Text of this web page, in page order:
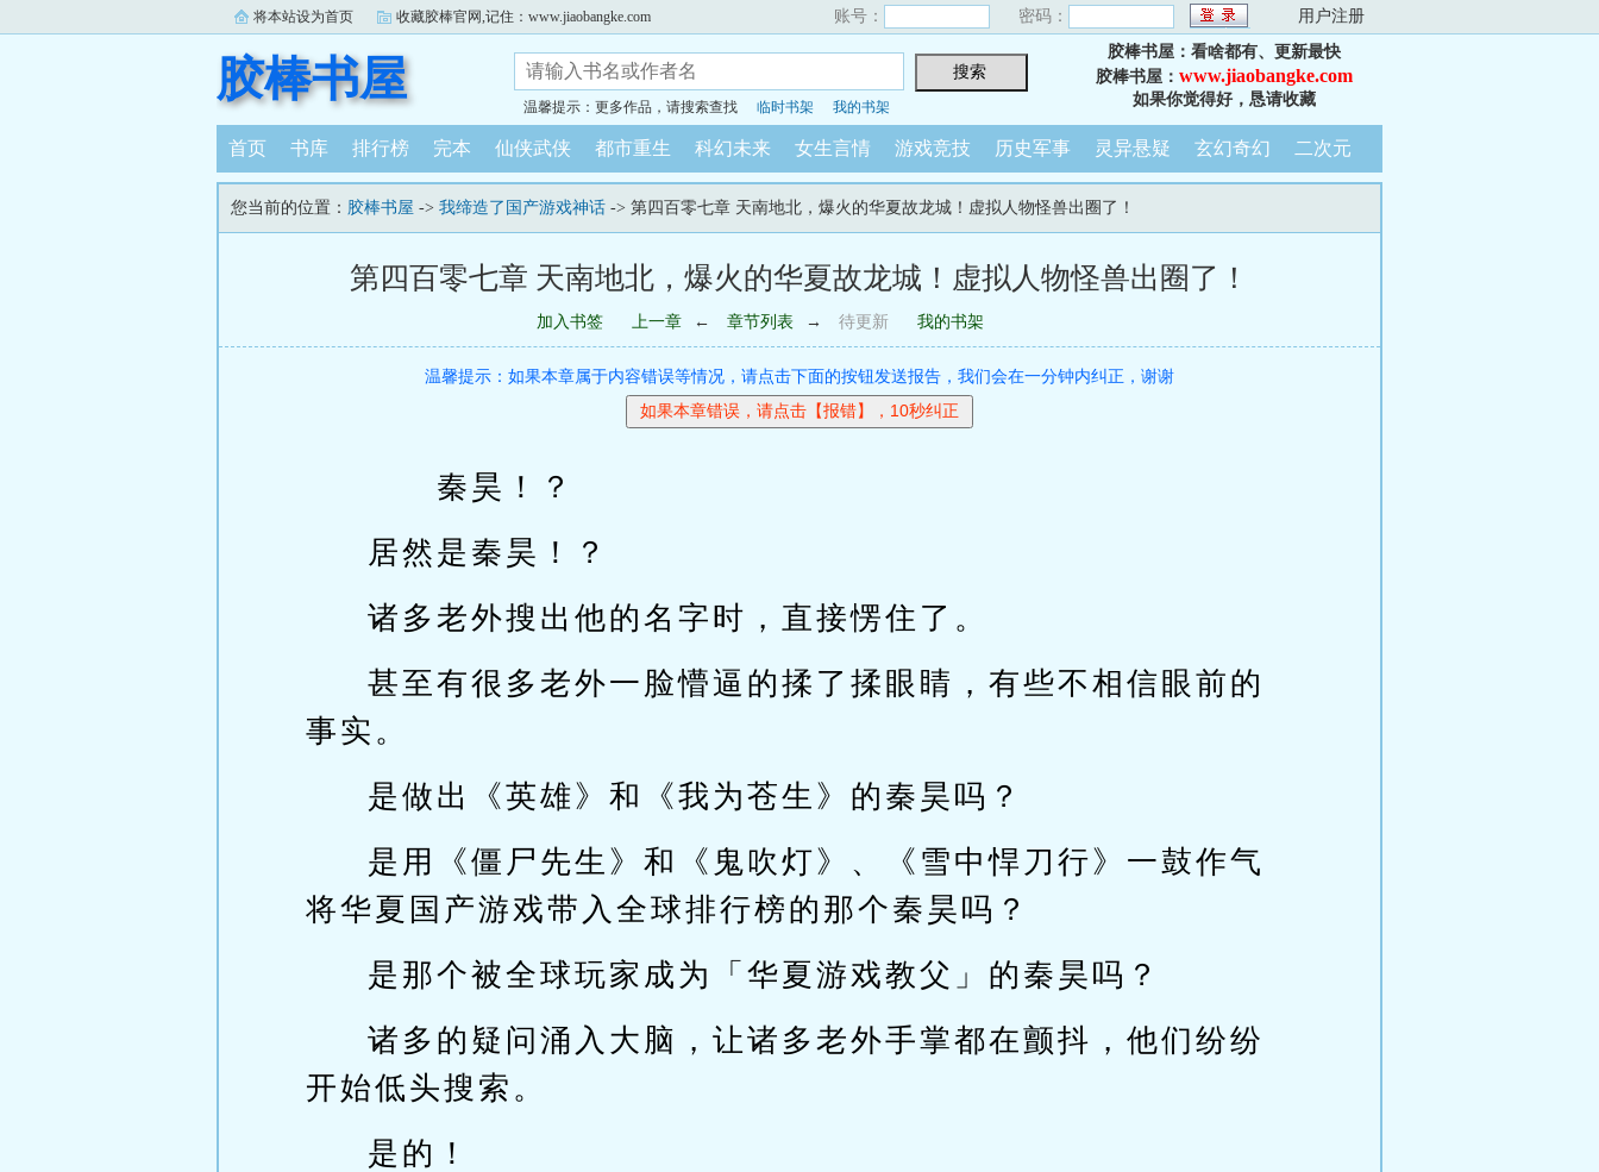
将本站设为首页 收藏胶棒官网,记住：www.jiaobangke.com 账号： 密码： 用户注册
胶棒书屋
温馨提示：更多作品，请搜索查找 临时书架 我的书架
胶棒书屋：看啥都有、更新最快
胶棒书屋： www.jiaobangke.com
如果你觉得好，恳请收藏
首页 书库 排行榜 完本 仙侠武侠 都市重生 科幻未来 女生言情 游戏竞技 历史军事 灵异悬疑 玄幻奇幻 二次元
您当前的位置： 胶棒书屋 -> 我缔造了国产游戏神话 -> 第四百零七章 天南地北，爆火的华夏故龙城！虚拟人物怪兽出圈了！
第四百零七章 天南地北，爆火的华夏故龙城！虚拟人物怪兽出圈了！
加入书签 上一章 ← 章节列表 → 待更新 我的书架
温馨提示：如果本章属于内容错误等情况，请点击下面的按钮发送报告，我们会在一分钟内纠正，谢谢
秦昊！？
居然是秦昊！？
诸多老外搜出他的名字时，直接愣住了。
甚至有很多老外一脸懵逼的揉了揉眼睛，有些不相信眼前的
事实。
是做出《英雄》和《我为苍生》的秦昊吗？
是用《僵尸先生》和《鬼吹灯》、《雪中悍刀行》一鼓作气
将华夏国产游戏带入全球排行榜的那个秦昊吗？
是那个被全球玩家成为「华夏游戏教父」的秦昊吗？
诸多的疑问涌入大脑，让诸多老外手掌都在颤抖，他们纷纷
开始低头搜索。
是的！